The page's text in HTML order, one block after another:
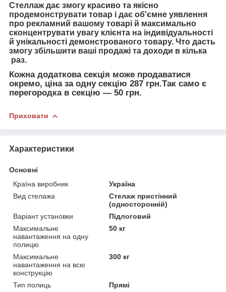
Стеллаж дає змогу красиво та якісно
продемонструвати товар і дає об'ємне уявлення
про рекламний вашому товарі й максимально
сконцентрувати увагу клієнта на індивідуальності
й унікальності демонстрованого товару. Что дасть
змогу збільшити ваші продажі та доходи в кілька
раз.
Кожна додаткова секція може продаватися
окремо, ціна за одну секцію 287 грн.Так само є
перегородка в секцію — 50 грн.
Приховати
Характеристики
Основні
Країна виробник
Україна
Вид стелажа
Стелаж пристінний
(односторонній)
Варіант установки
Підлоговий
Максимальне
навантаження на одну
полицю
50 кг
Максимальне
навантаження на всю
конструкцію
300 кг
Тип полиць
Прямі